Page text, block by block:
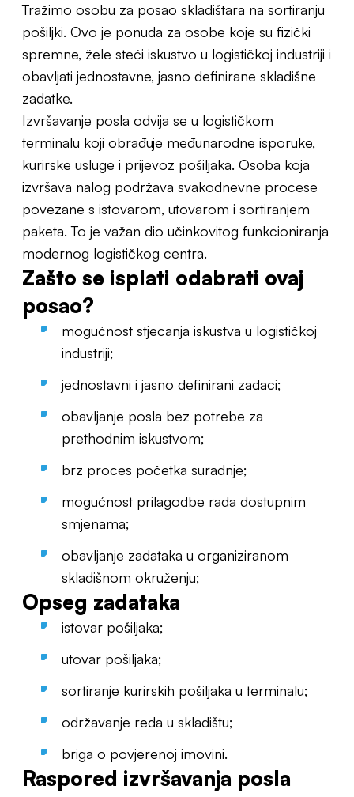
Tražimo osobu za posao skladištara na sortiranju
pošiljki. Ovo je ponuda za osobe koje su fizički
spremne, žele steći iskustvo u logističkoj industriji i
obavljati jednostavne, jasno definirane skladišne
zadatke.
Izvršavanje posla odvija se u logističkom
terminalu koji obrađuje međunarodne isporuke,
kurirske usluge i prijevoz pošiljaka. Osoba koja
izvršava nalog podržava svakodnevne procese
povezane s istovarom, utovarom i sortiranjem
paketa. To je važan dio učinkovitog funkcioniranja
modernog logističkog centra.
Zašto se isplati odabrati ovaj
posao?
mogućnost stjecanja iskustva u logističkoj
industriji;
jednostavni i jasno definirani zadaci;
obavljanje posla bez potrebe za
prethodnim iskustvom;
brz proces početka suradnje;
mogućnost prilagodbe rada dostupnim
smjenama;
obavljanje zadataka u organiziranom
skladišnom okruženju;
Opseg zadataka
istovar pošiljaka;
utovar pošiljaka;
sortiranje kurirskih pošiljaka u terminalu;
održavanje reda u skladištu;
briga o povjerenoj imovini.
Raspored izvršavanja posla